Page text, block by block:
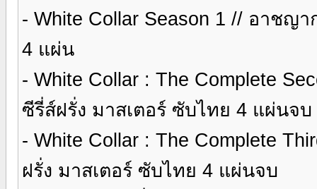
- White Collar Season 1 // อาชญ
4 แผ่น
- White Collar : The Complete
ซีรี่ส์ฝรั่ง มาสเตอร์ ซับไทย 4 แผ่นจบ
- White Collar : The Complete
ฝรั่ง มาสเตอร์ ซับไทย 4 แผ่นจบ